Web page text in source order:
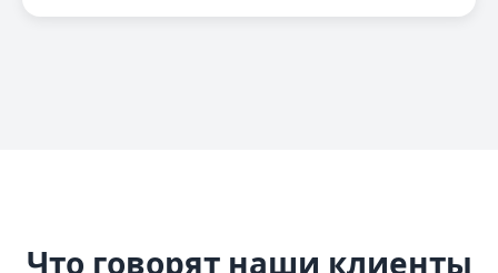
Что говорят наши клиенты